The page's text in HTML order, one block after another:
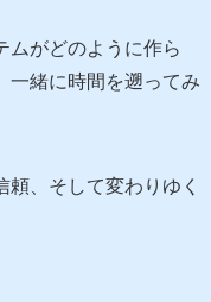
ムがどのように作ら
一緒に時間を遡ってみ
、そして変わりゆく